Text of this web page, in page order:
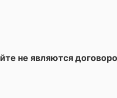
не являются